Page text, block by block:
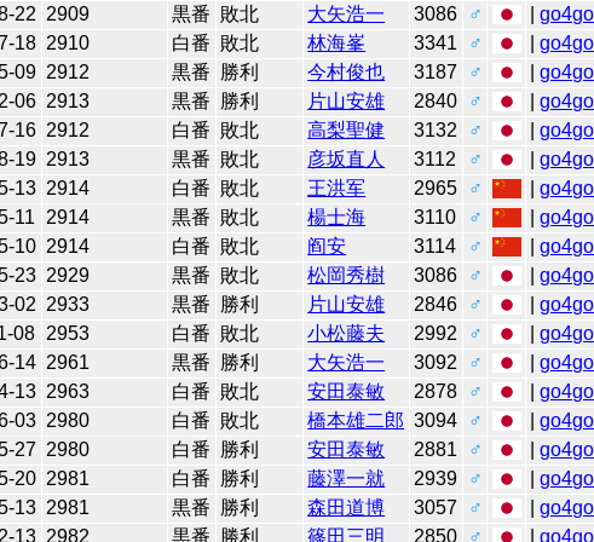
22 2909 黒番 敗北 大矢浩一 3086 ♂ |go4go
18 2910 白番 敗北 林海峯 3341 ♂ |go4go
09 2912 黒番 勝利 今村俊也 3187 ♂ |go4go
06 2913 黒番 勝利 片山安雄 2840 ♂ |go4go
16 2912 白番 敗北 高梨聖健 3132 ♂ |go4go
19 2913 黒番 敗北 彦坂直人 3112 ♂ |go4go
13 2914 白番 敗北 王洪军 2965 ♂ |go4go
11
2914 黒番 敗北 楊士海 3110 ♂ |go4go
10 2914 白番 敗北 阎安 3114 ♂ |go4go
23 2929 黒番 敗北 松岡秀樹 3086 ♂ |go4go
02 2933 黒番 勝利 片山安雄 2846 ♂ |go4go
08 2953 白番 敗北 小松藤夫 2992 ♂ |go4go
14 2961 黒番 勝利 大矢浩一 3092 ♂ |go4go
13 2963 白番 敗北 安田泰敏 2878 ♂ |go4go
03 2980 白番 敗北 橋本雄二郎 3094 ♂ |go4go
27 2980 白番 勝利 安田泰敏 2881 ♂ |go4go
20 2981 白番 勝利 藤澤一就 2939 ♂ |go4go
13 2981 黒番 勝利 森田道博 3057 ♂ |go4go
13 2982 黒番 勝利 篠田三明 2850 ♂ |go4go